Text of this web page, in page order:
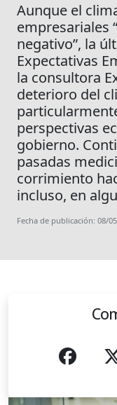
Aunque el
empresariales
negativo”, la
Expectativas
la consultora
deterioro del
perspectivas
gobierno.
pasadas
corrimiento
incluso, en
Fecha de publicación: 08/